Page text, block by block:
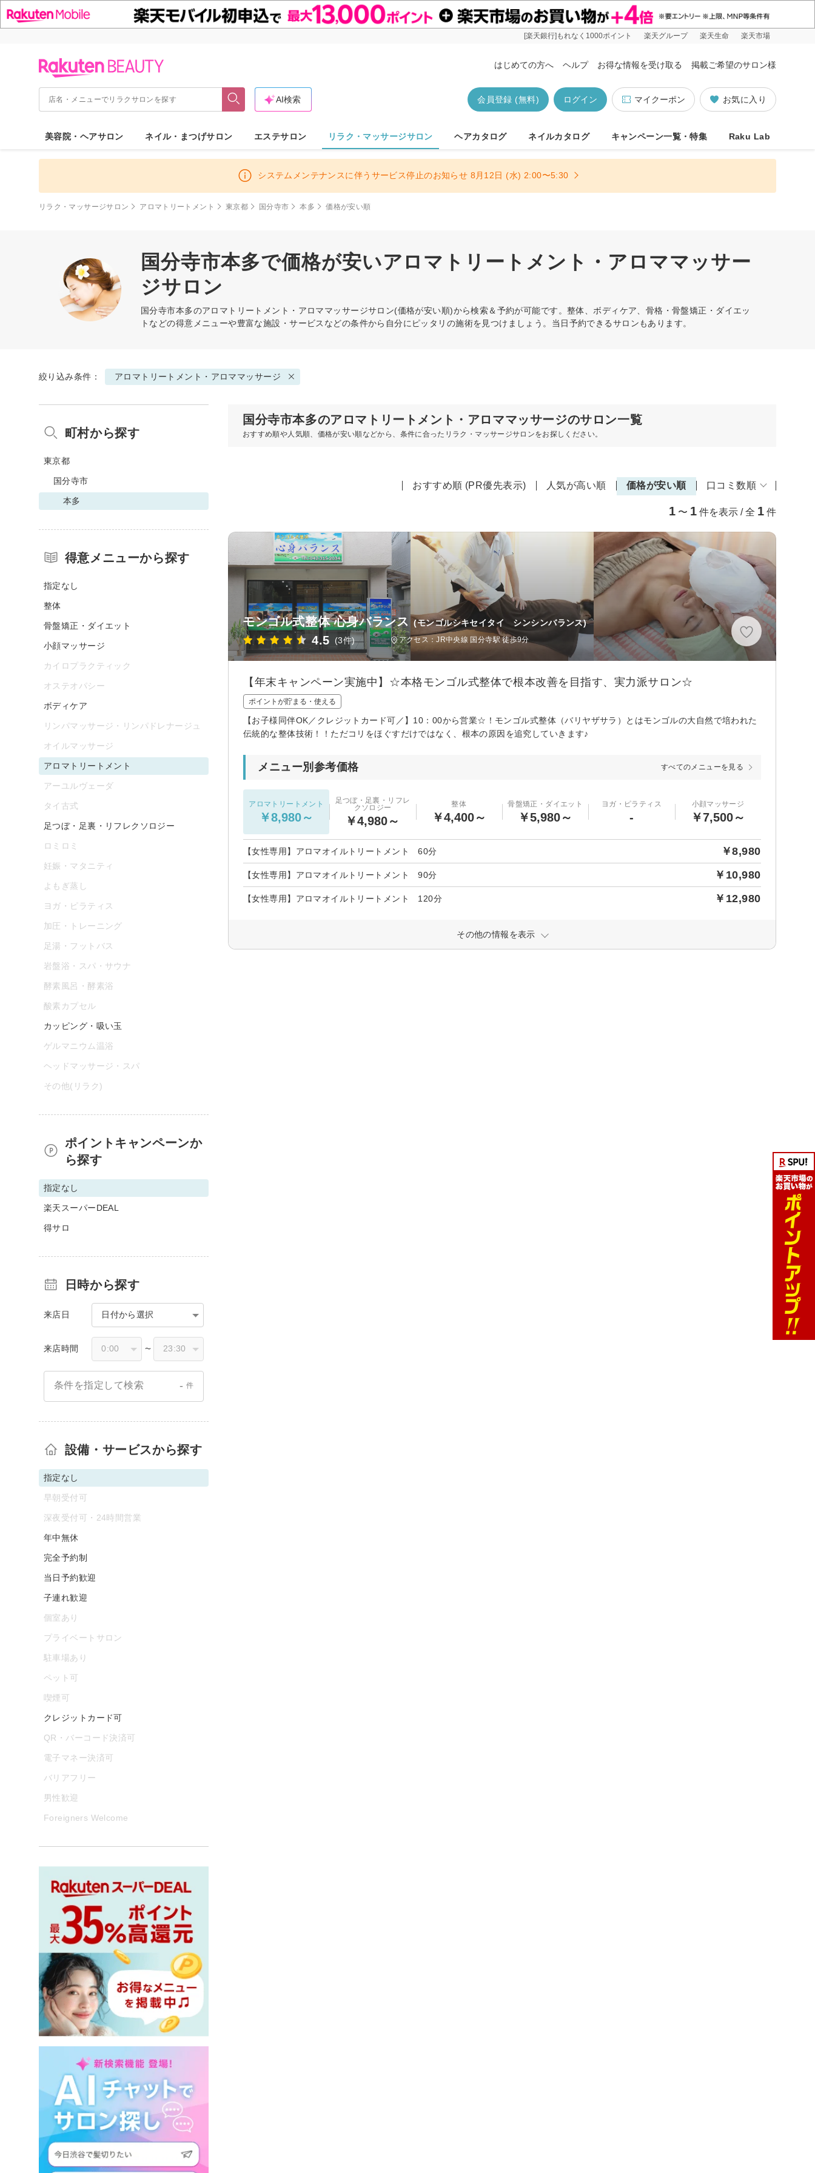
[楽天銀行]もれなく1000ポイント 楽天グループ 楽天生命 楽天市場
はじめての方へ ヘルプ お得な情報を受け取る 掲載ご希望のサロン様
お気に入り
マイクーポン
ログイン
会員登録 (無料)
AI検索
美容院・ヘアサロン ネイル・まつげサロン エステサロン リラク・マッサージサロン ヘアカタログ ネイルカタログ キャンペーン一覧・特集 Raku Lab
システムメンテナンスに伴うサービス停止のお知らせ 8月12日 (水) 2:00〜5:30
リラク・マッサージサロン アロマトリートメント 東京都 国分寺市 本多 価格が安い順
国分寺市本多で価格が安いアロマトリートメント・アロママッサー
ジサロン
国分寺市本多のアロマトリートメント・アロママッサージサロン(価格が安い順)から検索＆予約が可能です。整体、ボディケア、骨格・骨盤矯正・ダイエッ
トなどの得意メニューや豊富な施設・サービスなどの条件から自分にピッタリの施術を見つけましょう。当日予約できるサロンもあります。
絞り込み条件： アロマトリートメント・アロママッサージ
国分寺市本多のアロマトリートメント・アロママッサージのサロン一覧
おすすめ順や人気順、価格が安い順などから、条件に合ったリラク・マッサージサロンをお探しください。
おすすめ順 (PR優先表示) 人気が高い順 価格が安い順 口コミ数順
1 〜 1 件を表示 / 全 1 件
モンゴル式整体 心身バランス (モンゴルシキセイタイ シンシンバランス)
4.5 (3件) アクセス：JR中央線 国分寺駅 徒歩9分
【年末キャンペーン実施中】☆本格モンゴル式整体で根本改善を目指す、実力派サロン☆
ポイントが貯まる・使える
【お子様同伴OK／クレジットカード可／】10：00から営業☆！モンゴル式整体（バリヤザサラ）とはモンゴルの大自然で培われた
伝統的な整体技術！！ただコリをほぐすだけではなく、根本の原因を追究していきます♪
メニュー別参考価格 すべてのメニューを見る
アロマトリートメント
￥8,980～
足つぼ・足裏・リフレ
クソロジー
￥4,980～
整体
￥4,400～
骨盤矯正・ダイエット
￥5,980～
ヨガ・ピラティス
-
小顔マッサージ
￥7,500～
【女性専用】アロマオイルトリートメント 60分 ￥8,980
【女性専用】アロマオイルトリートメント 90分 ￥10,980
【女性専用】アロマオイルトリートメント 120分 ￥12,980
その他の情報を表示
町村から探す
東京都
国分寺市
本多
得意メニューから探す
指定なし
整体
骨盤矯正・ダイエット
小顔マッサージ
カイロプラクティック
オステオパシー
ボディケア
リンパマッサージ・リンパドレナージュ
オイルマッサージ
アロマトリートメント
アーユルヴェーダ
タイ古式
足つぼ・足裏・リフレクソロジー
ロミロミ
妊娠・マタニティ
よもぎ蒸し
ヨガ・ピラティス
加圧・トレーニング
足湯・フットバス
岩盤浴・スパ・サウナ
酵素風呂・酵素浴
酸素カプセル
カッピング・吸い玉
ゲルマニウム温浴
ヘッドマッサージ・スパ
その他(リラク)
ポイントキャンペーンか
ら探す
指定なし
楽天スーパーDEAL
得サロ
日時から探す
来店日 日付から選択
来店時間 〜
条件を指定して検索 - 件
設備・サービスから探す
指定なし
早朝受付可
深夜受付可・24時間営業
年中無休
完全予約制
当日予約歓迎
子連れ歓迎
個室あり
プライベートサロン
駐車場あり
ペット可
喫煙可
クレジットカード可
QR・バーコード決済可
電子マネー決済可
バリアフリー
男性歓迎
Foreigners Welcome